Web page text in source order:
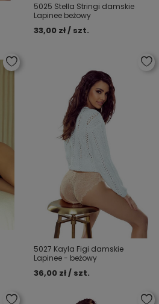
5025 Stella Stringi damskie
Lapinee beżowy
33,00 zł / szt.
5027 Kayla Figi damskie
Lapinee - beżowy
36,00 zł / szt.